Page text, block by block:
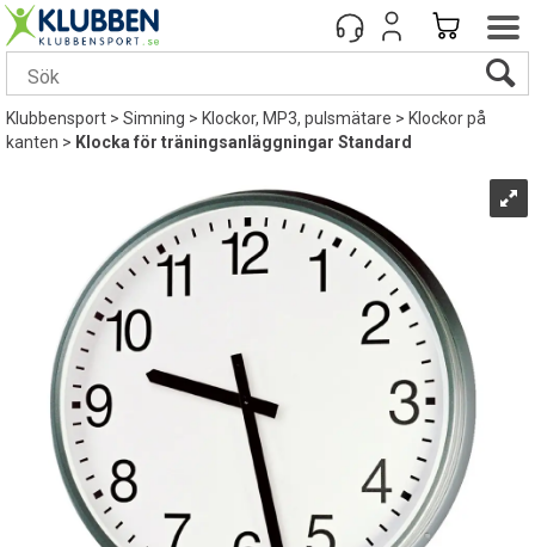
Klubbensport>Simning>Klockor, MP3, pulsmätare>Klockor på
kanten> Klocka för träningsanläggningar Standard